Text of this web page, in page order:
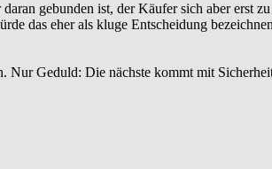
gebunden ist, der Käufer sich aber erst
das eher als kluge Entscheidung
Nur Geduld: Die nächste kommt mit